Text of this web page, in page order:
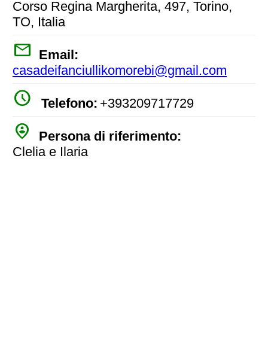
Corso Regina Margherita, 497, Torino,
TO, Italia
mail Email:
casadeifanciullikomorebi@gmail.com
watch_later Telefono: +393209717729
person_pin_circle
Persona di riferimento:
Clelia e Ilaria